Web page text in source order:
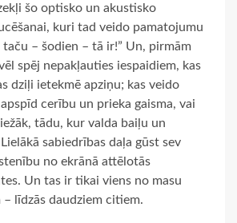
šo optisko un akustisko
kuri tad veido pamatojumu
taču – šodien – tā ir!” Un, pirmām
spēj nepakļauties iespaidiem, kas
dziļi ietekmē apziņu; kas veido
cerību un prieka gaisma, vai
tādu, kur valda baiļu un
sabiedrības daļa gūst sev
no ekrānā attēlotās
Un tas ir tikai viens no masu
– līdzās daudziem citiem.